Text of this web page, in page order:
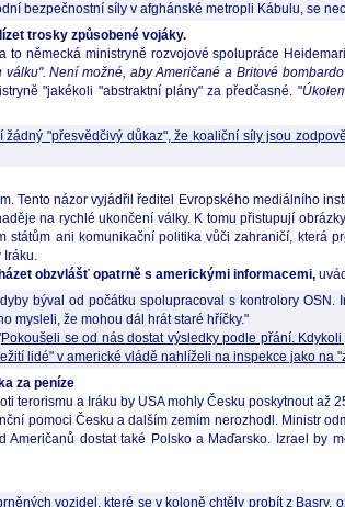
bezpečnostní síly v afghánské metropli Kábulu, se
trosky způsobené vojáky.
německá ministryně rozvojové spolupráce
Není možné, aby Američané a Britové
"jakékoli "abstraktní plány" za předčasné. "
žádný "přesvědčivý důkaz", že koaliční síly jsou
Tento názor vyjádřil ředitel Evropského mediálního
na rychlé ukončení války. K tomu přistupují
ani komunikační politika vůči zahraničí, která
Iráku.
obzvlášť opatrně s americkými informacemi,
býval od počátku spolupracoval s kontrolory
mysleli, že mohou dál hrát staré hříčky."
Pokoušeli se od nás dostat výsledky podle přání.
lidé" v americké vládě nahlíželi na inspekce jako na
za peníze
terorismu a Iráku by USA mohly Česku poskytnout až
pomoci Česku a dalším zemím nerozhodl. Ministr
dostat také Polsko a Maďarsko. Izrael by
vozidel, které se v koloně chtěly probít z Basry,